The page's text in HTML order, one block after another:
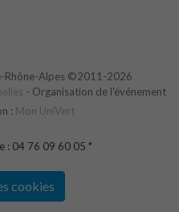
Rhône-Alpes ©2011-2026
- Organisation de l'événement
: Mon UniVert
: 04 76 09 60 05 *
cookies